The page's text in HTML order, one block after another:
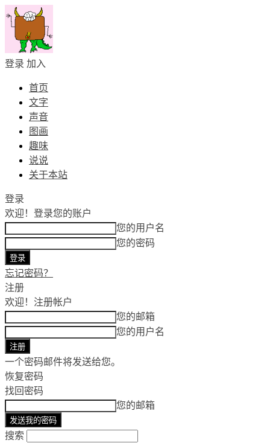
登录 加入
首页
文字
声音
图画
趣味
说说
关于本站
登录
欢迎！ 登录您的账户
您的用户名
您的密码
忘记密码？
注册
欢迎！ 注册帐户
您的邮箱
您的用户名
一个密码邮件将发送给您。
恢复密码
找回密码
您的邮箱
搜索